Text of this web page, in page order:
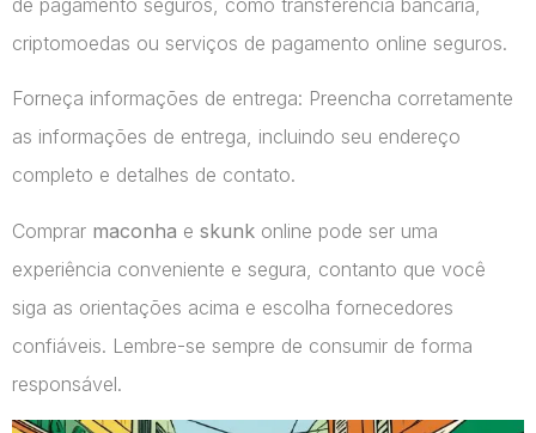
criptomoedas ou serviços de pagamento online seguros.
Forneça informações de entrega: Preencha corretamente
as informações de entrega, incluindo seu endereço
completo e detalhes de contato.
Comprar maconha e skunk online pode ser uma
experiência conveniente e segura, contanto que você
siga as orientações acima e escolha fornecedores
confiáveis. Lembre-se sempre de consumir de forma
responsável.